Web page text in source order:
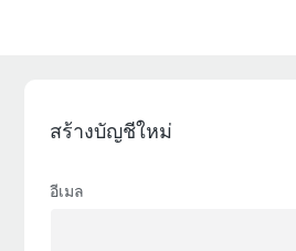
สร้างบัญชีใหม่
อีเมล